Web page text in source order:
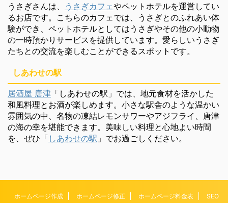
うさぎさんは、 うさぎカフェやペットホテルを運営してい
るお店です。こちらのカフェでは、うさぎとのふれあい体
験ができ、ペットホテルとしてはうさぎやその他の小動物
の一時預かりサービスを提供しています。愛らしいうさぎ
たちとの交流を楽しむことができるスポットです。
しあわせの駅
居酒屋 唐津 「しあわせの駅」では、地元食材を活かした
和風料理とお酒が楽しめます。小さな駅舎のような温かい
雰囲気の中、名物の凍結レモンサワーやアジフライ、唐津
の海の幸を堪能できます。美味しい料理と心地よい時間
を、ぜひ「 しあわせの駅 」でお過ごしください。
ホームページ作成 ホームページ修正 ホームページ料金表
SEO